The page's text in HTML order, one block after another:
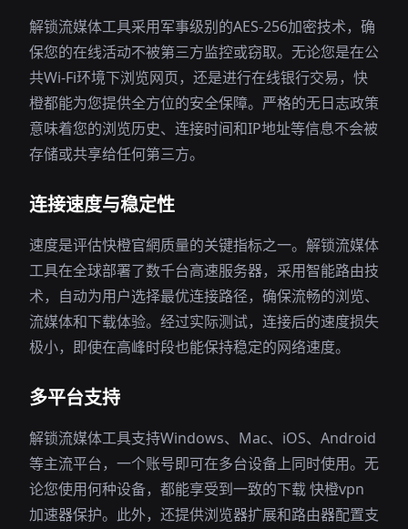
解锁流媒体工具采用军事级别的AES-256加密技术，确
保您的在线活动不被第三方监控或窃取。无论您是在公
共Wi-Fi环境下浏览网页，还是进行在线银行交易，快
橙都能为您提供全方位的安全保障。严格的无日志政策
意味着您的浏览历史、连接时间和IP地址等信息不会被
存储或共享给任何第三方。
连接速度与稳定性
速度是评估快橙官網质量的关键指标之一。解锁流媒体
工具在全球部署了数千台高速服务器，采用智能路由技
术，自动为用户选择最优连接路径，确保流畅的浏览、
流媒体和下载体验。经过实际测试，连接后的速度损失
极小，即使在高峰时段也能保持稳定的网络速度。
多平台支持
解锁流媒体工具支持Windows、Mac、iOS、Android
等主流平台，一个账号即可在多台设备上同时使用。无
论您使用何种设备，都能享受到一致的下载 快橙vpn
加速器保护。此外，还提供浏览器扩展和路由器配置支